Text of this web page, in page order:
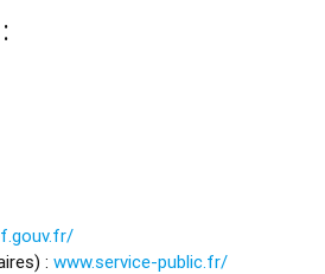
: www.service-public.fr/